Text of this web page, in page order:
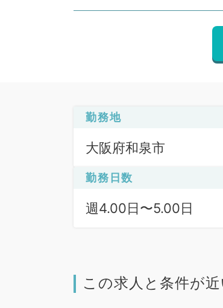
勤務地
大阪府和泉市
勤務日数
週4.00日〜5.00日
この求人と条件が近